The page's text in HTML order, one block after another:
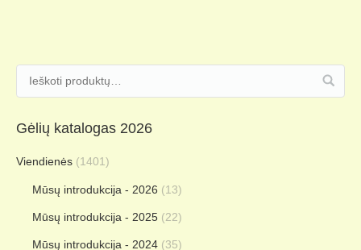
Gėlių katalogas 2026
Viendienės (1401)
Mūsų introdukcija - 2026 (13)
Mūsų introdukcija - 2025 (22)
Mūsų introdukcija - 2024 (35)